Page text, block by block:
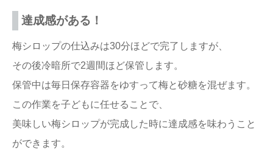
達成感がある！
梅シロップの仕込みは30分ほどで完了しますが、
その後冷暗所で2週間ほど保管します。
保管中は毎日保存容器をゆすって梅と砂糖を混ぜます。
この作業を子どもに任せることで、
美味しい梅シロップが完成した時に達成感を味わうこと
ができます。